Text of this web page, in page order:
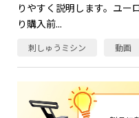
りやすく説明します。ユー
り購入前...
刺しゅうミシン 動画